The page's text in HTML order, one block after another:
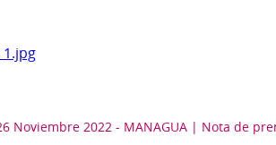
1.jpg
Noviembre 2022 - MANAGUA Nota de